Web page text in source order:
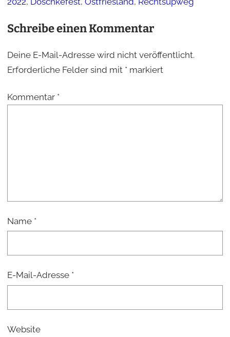
Schreibe einen Kommentar
Deine E-Mail-Adresse wird nicht veröffentlicht.
Erforderliche Felder sind mit *markiert
Kommentar *
Name *
E-Mail-Adresse *
Website